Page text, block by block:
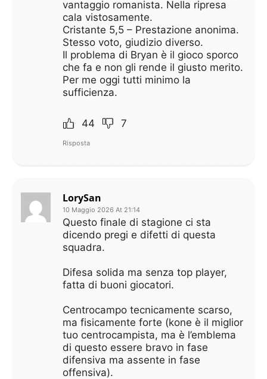
vantaggio romanista. Nella ripresa
cala vistosamente.
Cristante 5,5 – Prestazione anonima.
Stesso voto, giudizio diverso.
Il problema di Bryan è il gioco sporco
che fa e non gli rende il giusto merito.
Per me oggi tutti minimo la
sufficienza.
44 7
Risposta
LorySan
10 Maggio 2026 At 21:14
Questo finale di stagione ci sta
dicendo pregi e difetti di questa
squadra.
Difesa solida ma senza top player,
fatta di buoni giocatori.
Centrocampo tecnicamente scarso,
ma fisicamente forte (kone è il miglior
tuo centrocampista, ma è l’emblema
di questo essere bravo in fase
difensiva ma assente in fase
offensiva).